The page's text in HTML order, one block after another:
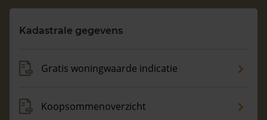
Vragen? Neem contact met ons op
088 220 4200
Kadastrale gegevens
Gratis woningwaarde indicatie
Koopsommenoverzicht